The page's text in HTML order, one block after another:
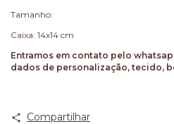
Tamanho:
Caixa: 14x14 cm
Entramos em contato pelo
dados de personalização, tecido,
Compartilhar